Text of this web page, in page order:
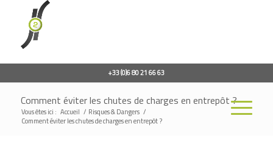
+33 (0)6 80 21 66 63
Comment éviter les chutes de charges en entrepôt ?
Vous êtes ici : Accueil / Risques & Dangers /
Comment éviter les chutes de charges en entrepôt ?